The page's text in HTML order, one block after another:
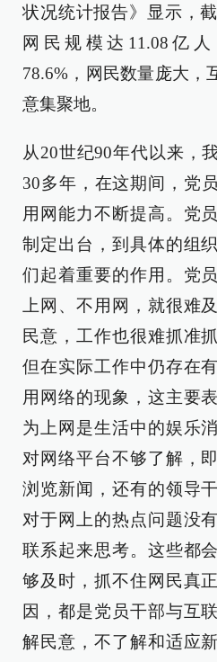
状况统计报告》显示，
网民规模达11.08亿
78.6%，网民数量庞大，
意集聚地。
从20世纪90年代以来，
30多年，在这期间，党
用网能力不断提高。党
制定出台，到具体的组
们起着重要的作用。党
上网、不用网，就很难
民意，工作也很难抓准
但在实际工作中仍存在
用网络的现象，这主要
为上网是生活中的娱乐
对网络平台不够了解，
浏览新闻，还有的领导
对于网上的热点问题没
联系起来思考。这些都
够及时，抓不住网民真
因，都是党员干部与互
解民意，不了解和适应